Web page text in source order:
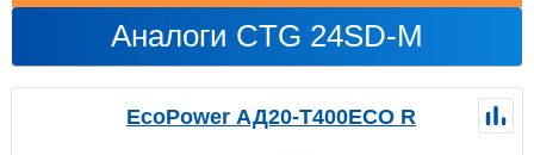
Аналоги CTG 24SD-M
EcoPower АД20-T400ECO R